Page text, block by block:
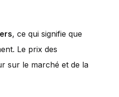
, ce qui signifie que
Le prix des
sur le marché et de la